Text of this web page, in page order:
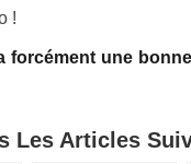
!
forcément une
Les Articles